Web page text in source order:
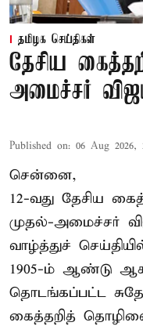
தமிழக செய்திகள்
தேசிய
அமைச்சர்
Published on: 06 Aug 2026,
சென்னை,
12-வது தேசிய
முதல்-அமைச்சர்
வாழ்த்துச்
1905-ம் ஆண்டு
தொடங்கப்பட்ட
கைத்தறித்